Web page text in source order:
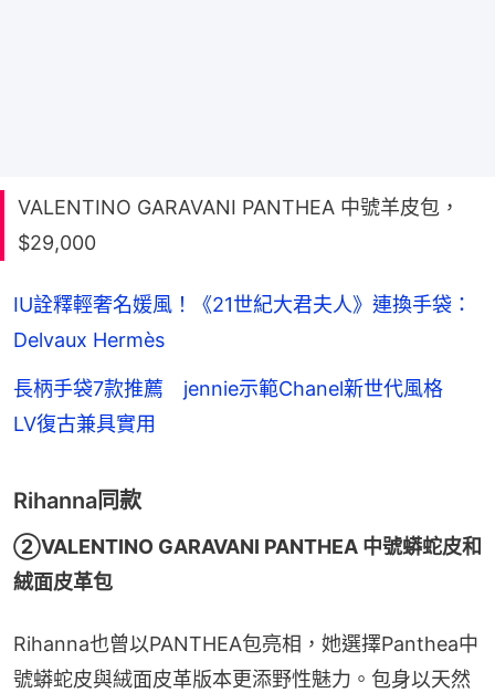
VALENTINO GARAVANI PANTHEA 中號羊皮包，
$29,000
IU詮釋輕奢名媛風！《21世紀大君夫人》連換手袋：
Delvaux Hermès
長柄手袋7款推薦 jennie示範Chanel新世代風格
LV復古兼具實用
Rihanna同款
②VALENTINO GARAVANI PANTHEA 中號蟒蛇皮和
絨面皮革包
Rihanna也曾以PANTHEA包亮相，她選擇Panthea中
號蟒蛇皮與絨面皮革版本更添野性魅力。包身以天然